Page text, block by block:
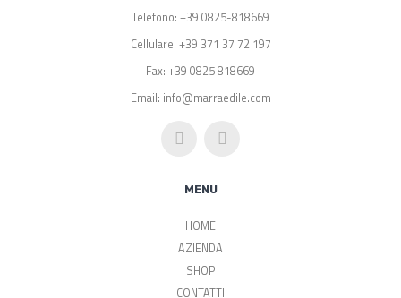
Telefono: +39 0825-818669
Cellulare: +39 371 37 72 197
Fax: +39 0825 818669
Email: info@marraedile.com
MENU
HOME
AZIENDA
SHOP
CONTATTI